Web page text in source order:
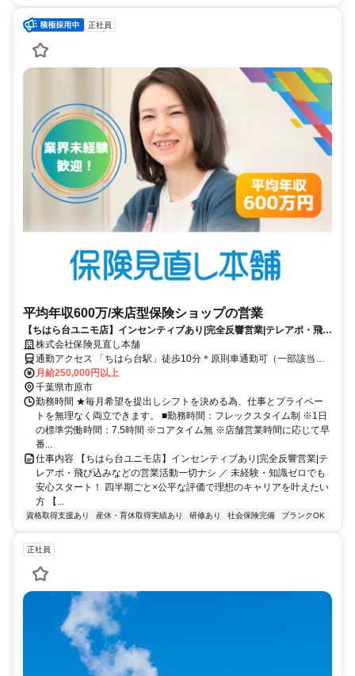
正社員
平均年収600万/来店型保険ショップの営業
【ちはら台ユニモ店】インセンティブあり|完全反響営業|テレアポ・飛び
込みなどの営業活動一切ナシ
株式会社保険見直し本舗
通勤アクセス 「ちはら台駅」徒歩10分＊原則車通勤可（一部該当し
ない店舗あり※ご相談ください）
月給250,000円以上
千葉県市原市
勤務時間 ★毎月希望を提出しシフトを決める為、仕事とプライベー
トを無理なく両立できます。 ■勤務時間：フレックスタイム制 ※1日
の標準労働時間：7.5時間 ※コアタイム無 ※店舗営業時間に応じて早
番...
仕事内容 【ちはら台ユニモ店】インセンティブあり|完全反響営業|テ
レアポ・飛び込みなどの営業活動一切ナシ ／ 未経験・知識ゼロでも
安心スタート！ 四半期ごと×公平な評価で理想のキャリアを叶えたい
方 【...
資格取得支援あり 産休・育休取得実績あり 研修あり 社会保険完備 ブランクOK
正社員